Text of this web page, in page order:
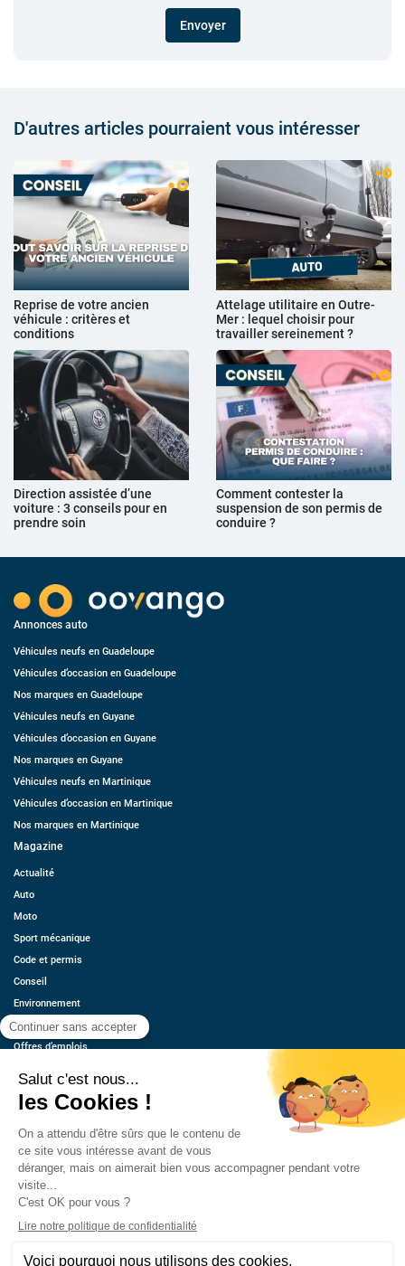
Envoyer
D'autres articles pourraient vous intéresser
Reprise de votre ancien
véhicule : critères et
conditions
Attelage utilitaire en Outre-
Mer : lequel choisir pour
travailler sereinement ?
Direction assistée d’une
voiture : 3 conseils pour en
prendre soin
Comment contester la
suspension de son permis de
conduire ?
Annonces auto
Véhicules neufs en Guadeloupe
Véhicules d’occasion en Guadeloupe
Nos marques en Guadeloupe
Véhicules neufs en Guyane
Véhicules d’occasion en Guyane
Nos marques en Guyane
Véhicules neufs en Martinique
Véhicules d’occasion en Martinique
Nos marques en Martinique
Magazine
Actualité
Auto
Moto
Sport mécanique
Code et permis
Conseil
Environnement
Économie
Offres d’emplois
Contact
Estimez votre voiture
Mentions légales
CGU